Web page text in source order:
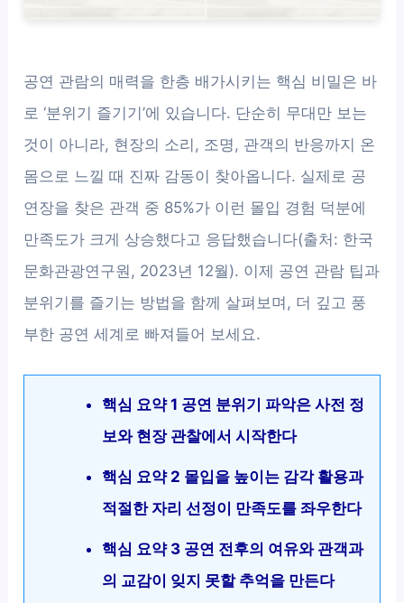
공연 관람의 매력을 한층 배가시키는 핵심 비밀은 바
로 ‘분위기 즐기기’에 있습니다. 단순히 무대만 보는
것이 아니라, 현장의 소리, 조명, 관객의 반응까지 온
몸으로 느낄 때 진짜 감동이 찾아옵니다. 실제로 공
연장을 찾은 관객 중 85%가 이런 몰입 경험 덕분에
만족도가 크게 상승했다고 응답했습니다(출처: 한국
문화관광연구원, 2023년 12월). 이제 공연 관람 팁과
분위기를 즐기는 방법을 함께 살펴보며, 더 깊고 풍
부한 공연 세계로 빠져들어 보세요.
핵심 요약 1 공연 분위기 파악은 사전 정
보와 현장 관찰에서 시작한다
핵심 요약 2 몰입을 높이는 감각 활용과
적절한 자리 선정이 만족도를 좌우한다
핵심 요약 3 공연 전후의 여유와 관객과
의 교감이 잊지 못할 추억을 만든다